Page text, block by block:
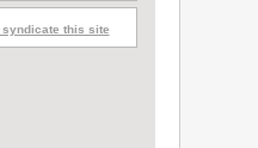
syndicate this site